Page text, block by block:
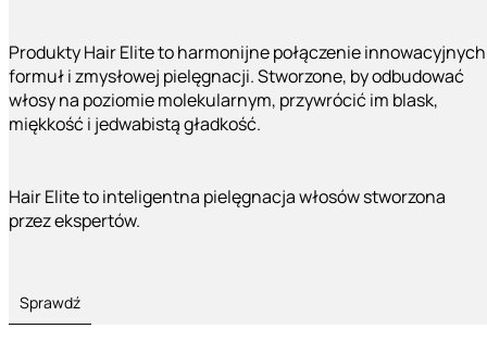
Produkty Hair Elite to harmonijne połączenie innowacyjnych
formuł i zmysłowej pielęgnacji. Stworzone, by odbudować
włosy na poziomie molekularnym, przywrócić im blask,
miękkość i jedwabistą gładkość.
Hair Elite to inteligentna pielęgnacja włosów stworzona
przez ekspertów.
Sprawdź